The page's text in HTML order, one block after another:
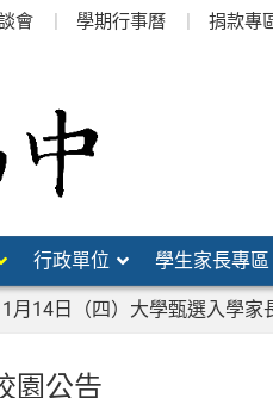
會 學期行事曆 捐款專
行政單位 學生家長專區
月14日（四）大學甄選入學家
園公告